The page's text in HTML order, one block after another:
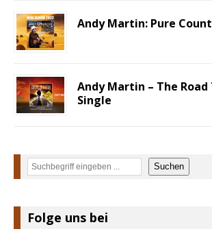
Andy Martin: Pure
Andy Martin – The Road
Single
Suchen Suchen
Folge uns bei